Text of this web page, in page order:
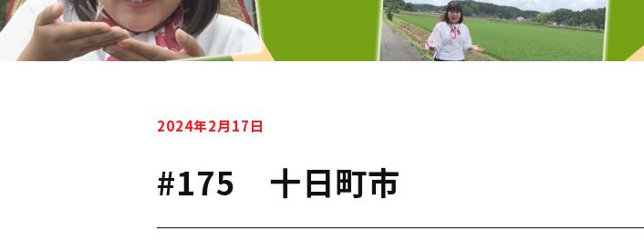
2024年2月17日
#175 十日町市